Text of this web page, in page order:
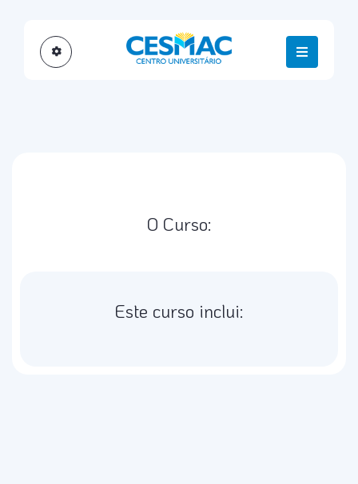
O Curso:
Este curso inclui: